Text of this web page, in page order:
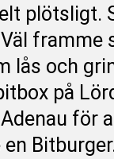
plötsligt.
framme
lås och
på
för